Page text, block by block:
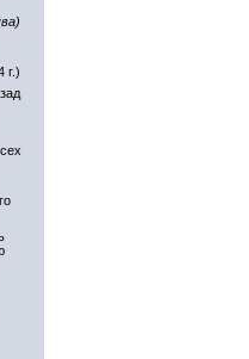
г.)